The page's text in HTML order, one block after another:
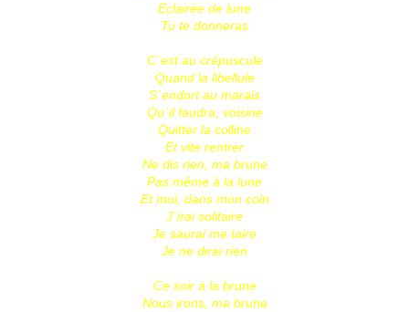
Eclairée de lune
Tu te donneras
C´est au crépuscule
Quand la libellule
S´endort au marais
Qu´il faudra, voisine
Quitter la colline
Et vite rentrer
Ne dis rien, ma brune
Pas même à la lune
Et moi, dans mon coin
J´irai solitaire
Je saurai me taire
Je ne dirai rien
Ce soir à la brune
Nous irons, ma brune